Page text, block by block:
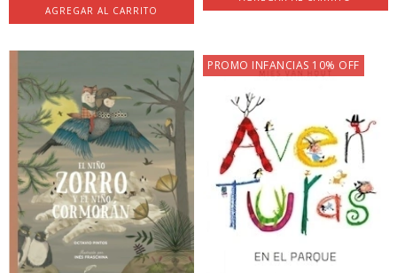
PROMO INFANCIAS 10% OFF